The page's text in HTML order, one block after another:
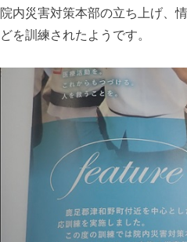
院内災害対策本部の立ち上げ、
どを訓練されたようです。